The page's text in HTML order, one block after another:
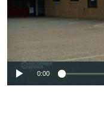
No media
0:00